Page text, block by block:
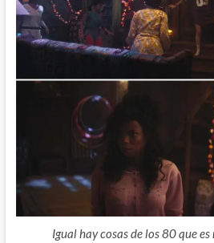
Igual hay cosas de los 80 que